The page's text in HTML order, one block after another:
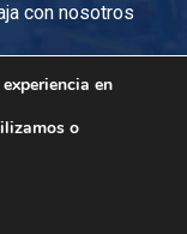
con nosotros
Rectilan
en
o